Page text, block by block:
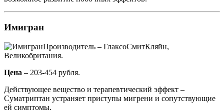
Имигран
Производитель – ГлаксоСмитКляйн,
Великобритания.
Цена – 203-454 рубля.
Действующее вещество и терапевтический эффект –
Суматриптан устраняет приступы мигрени и сопутствующие
ей симптомы.